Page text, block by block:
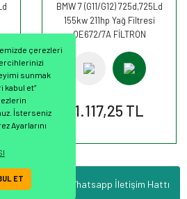
çerezleri
sunmak
kabul et”
İsterseniz
Ayarlarını
ET Whatsapp İletişim Hattı
BMW 7 (G11/G12) 725d,725Ld
155kw 211hp Yağ Filtresi
OE672/7A FİLTRON
1.117,25 TL